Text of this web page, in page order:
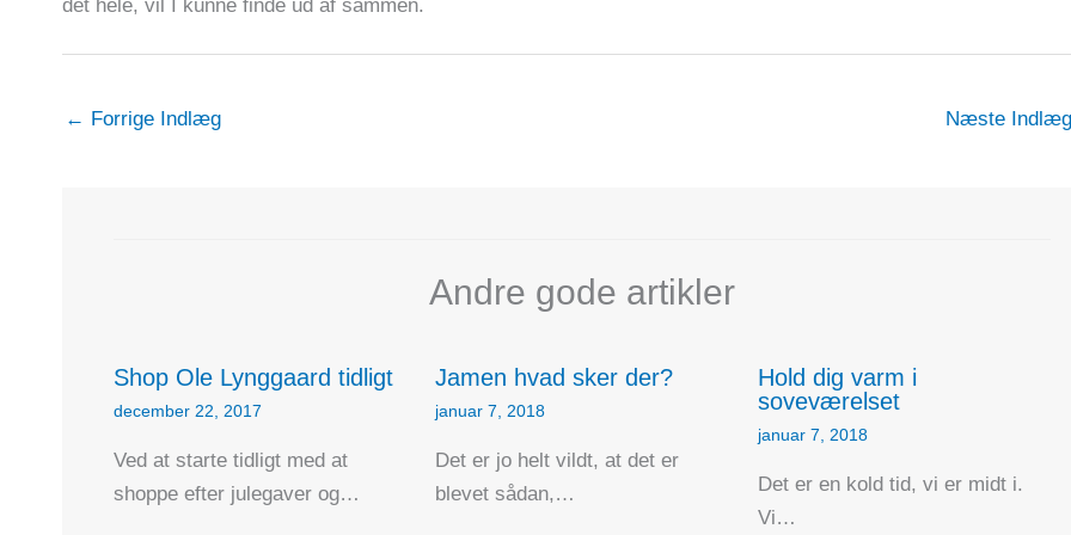
det hele, vil I kunne finde ud af sammen.
← Forrige Indlæg Næste
Andre gode artikler
Shop Ole Lynggaard tidligt
december 22, 2017
Ved at starte tidligt med at
shoppe efter julegaver og…
Jamen hvad sker der?
januar 7, 2018
Det er jo helt vildt, at det er
blevet sådan,…
Hold dig varm i
soveværelset
januar 7, 2018
Det er en kold tid, vi er midt i.
Vi…